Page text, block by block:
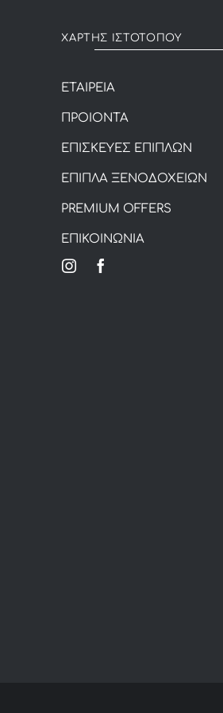
ΧΑΡΤΗΣ ΙΣΤΟΤΟΠΟΥ
ΕΤΑΙΡΕΙΑ
ΠΡΟΙΟΝΤΑ
ΕΠΙΣΚΕΥΕΣ ΕΠΙΠΛΩΝ
ΕΠΙΠΛΑ ΞΕΝΟΔΟΧΕΙΩΝ
PREMIUM OFFERS
ΕΠΙΚΟΙΝΩΝΙΑ